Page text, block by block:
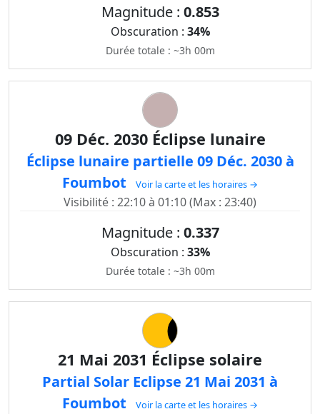
Magnitude : 0.853
Obscuration : 34%
Durée totale : ~3h 00m
09 Déc. 2030 Éclipse lunaire
Éclipse lunaire partielle 09 Déc. 2030 à
Foumbot
Voir la carte et les horaires →
Visibilité : 22:10 à 01:10 (Max : 23:40)
Magnitude : 0.337
Obscuration : 33%
Durée totale : ~3h 00m
21 Mai 2031 Éclipse solaire
Partial Solar Eclipse 21 Mai 2031 à
Foumbot
Voir la carte et les horaires →